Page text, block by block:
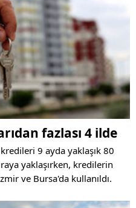
fazlası 4 ilde
9 ayda yaklaşık 80
yaklaşırken, kredilerin
ve Bursa'da kullanıldı.